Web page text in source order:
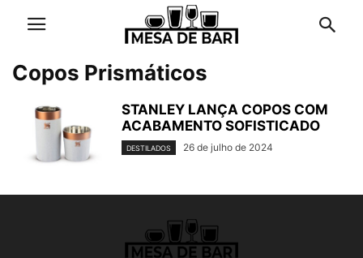
Copos Prismáticos
STANLEY LANÇA COPOS COM
ACABAMENTO SOFISTICADO
DESTILADOS 26 de julho de 2024